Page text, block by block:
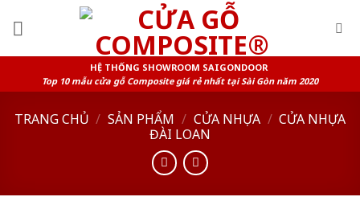
HỆ THỐNG SHOWROOM SAIGONDOOR
Top 10 mẫu cửa gỗ Composite giá rẻ nhất tại Sài Gòn năm 2020
TRANG CHỦ / SẢN PHẨM / CỬA NHỰA / CỬA NHỰA
ĐÀI LOAN